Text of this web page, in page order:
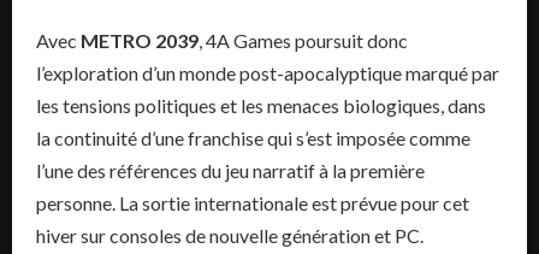
Avec METRO 2039 , 4A Games poursuit donc
l’exploration d’un monde post-apocalyptique marqué par
les tensions politiques et les menaces biologiques, dans
la continuité d’une franchise qui s’est imposée comme
l’une des références du jeu narratif à la première
personne. La sortie internationale est prévue pour cet
hiver sur consoles de nouvelle génération et PC.